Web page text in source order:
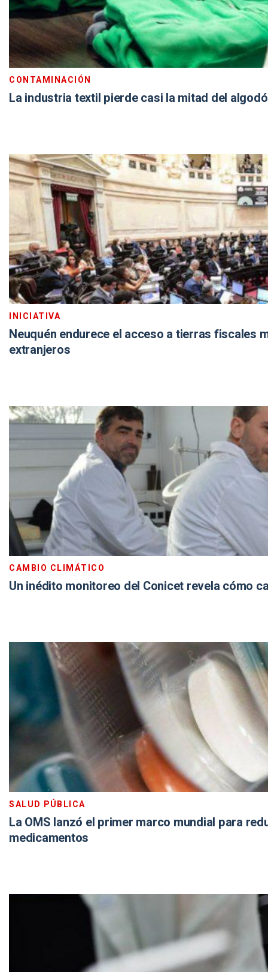
CONTAMINACIÓN
La industria textil pierde casi la mitad del
INICIATIVA
Neuquén endurece el acceso a tierras fiscales
extranjeros
CAMBIO CLIMÁTICO
Un inédito monitoreo del Conicet revela cómo
SALUD PÚBLICA
La OMS lanzó el primer marco mundial para
medicamentos